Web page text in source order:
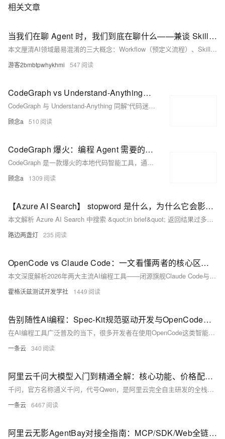
相关文章
当我们在聊 Agent 时，我们到底在聊什么——兼谈 Skills 和 Workflow 的定位
本文厘清AI领域最易混淆的三大概念：Workflow（预定义流程）、Skills（封装化AI能力）与Agent（运行时自主决策）。核心差异在于“自主决策链条长度”——Workflow靠人工设计、Skills重模块复用、Agent擅动态规划。三者非替代关系，而应按场景组合使用，避免概念滥用。
游客2bmbtpwhykhmi 547
CodeGraph vs Understand-Anything：一个给 Agent 查代码地图，一个把项目变成可追问图谱
CodeGraph 与 Understand-Anything 同解“代码迷路”之困：前者是面向编程 Agent 的本地索引工具，专注快速查询调用链、影响范围与上下文；后者是面向人与团队的交互式项目图谱，提供可视化架构、业务域导览与系统理解。二者互补而非替代——一重执行精度，一重认知全局。（239字）
顾念a 510
CodeGraph 爆火：编程 Agent 需要的不是更多上下文，而是一张提前画好的代码地图
CodeGraph 是一款爆火的本地代码智能工具，通过 tree-sitter 解析 AST 构建结构化知识图谱（存于 SQLite），为编程 Agent 提前生成“代码地图”。它显著降低 Agent 在中大型项目中的探索成本——实测工具调用减少71%、Token 降57%、速度提升46%，支持19+语言及主流框架路由识别，完全离线、无需 API Key。
顾念a 1309
【Azure AI Search】 stopword 是什么，为什么它会影响搜索结果？
本文解析 Azure AI Search 中搜索 &quot;in brief&quot; 返回结果过多的问题，指出根源在于 analyzer 对停用词（如 &quot;in&quot;）的处理差异：默认 `standard.lucene` 保留停用词导致泛匹配，而 `en.microsoft` 会过滤停用词，使结果更精准。关键在于根据业务语义选择合适 analyzer。
路边两盏灯 235
OpenCode vs Claude Code：一文看懂两者的核心区别与选型建议
本文深度解析2026年两大主流AI编程工具——闭源旗舰Claude Code与开源标杆OpenCode的本质差异：非模型之争，而是“极致体验”与“绝对自由”的产品哲学分野，助开发者精准选型。
霍格沃兹测试开发学社 1449
告别随性AI编程：Spec-Kit规范驱动开发与OpenCode协同实战指南
在AI编程工具广泛普及的当下，很多开发者在使用OpenCode这类智能编码助手时，常会遇到需求表达模糊、代码质量不稳定、功能迭代牵一发而动全身、版本管理混乱等一系列问题。GitHub官方推出的Spec-Kit工具，以Spec-Driven Development（规范驱动开发，简称SDD）为核心思想，为OpenCode及主流AI编程工具搭建起一套标准化、可落地的开发流程。它彻底改变了传统“口头提需求、AI自由编码”的模式，将软件开发的规范、流程、文档与AI编码深度融合，让AI编程从“凭感觉的随性创作”转变为“按图纸施工的工程化作业”。本文将结合理论、安装步骤、全流程实操、进阶用法、场景选型以及
一条云 340
阿里云千问大模型入门到精通全解：核心功能、价格配置与完整实操指南
千问，官方名称通义千问，代号Qwen，是阿里云完全自主研发的全栈大模型家族，并非单一模型，而是覆盖纯文本、代码、图像、音频、视频、行业垂直场景的完整模型产品矩阵，统一依托阿里云百炼大模型服务平台对外提供能力调用、微调、智能体开发、知识库构建、应用部署等全链路服务。
一条云 6467
阿里云无影AgentBay对接全指南：MCP/SDK/Web全链路接入与实战